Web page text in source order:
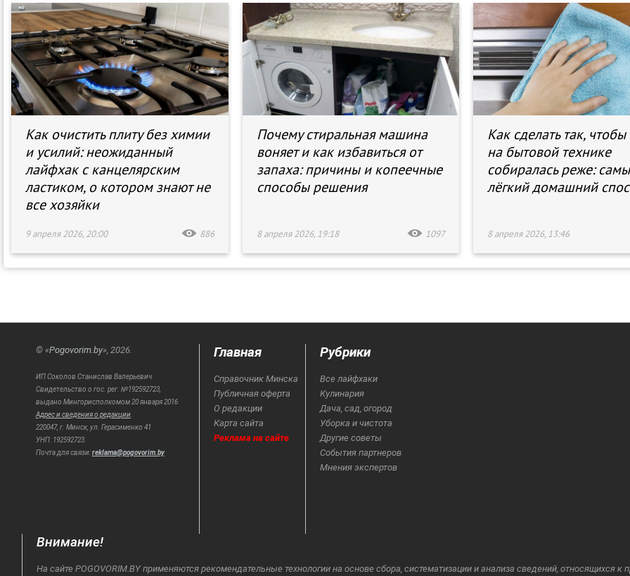
Как очистить плиту без химии
и усилий: неожиданный
лайфхак с канцелярским
ластиком, о котором знают не
все хозяйки
9 апреля 2026, 20:00 886
Почему стиральная машина
воняет и как избавиться от
запаха: причины и копеечные
способы решения
8 апреля 2026, 19:18 1097
Как сделать так,
на бытовой технике
собиралась реже:
лёгкий домашний
8 апреля 2026, 13:46
© «Pogovorim.by», 2026.
ИП Соколов Станислав Валерьевич
Свидетельство о гос. рег. №192592723,
выдано Мингорисполкомом 20 января 2016
Адрес и сведения о редакции.
220047, г. Минск, ул. Герасименко 41
УНП: 192592723.
Почта для связи:reklama@pogovorim.by
Главная
Справочник Минска
Публичная оферта
О редакции
Карта сайта
Реклама на сайте
Рубрики
Все лайфхаки
Кулинария
Дача, сад, огород
Уборка и чистота
Другие советы
События партнеров
Мнения экспертов
Внимание!
На сайте POGOVORIM.BY применяются рекомендательные технологии на основе сбора, систематизации и анализа сведений, относящихся к